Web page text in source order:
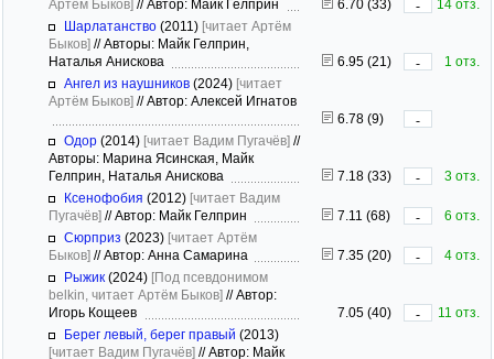
Артём Быков] //Автор: Майк Гелприн 6.70 (33) -
14 отз.
Шарлатанство (2011) [читает Артём
Быков] //Авторы: Майк Гелприн,
Наталья Анискова
6.95 (21) -
1 отз.
Ангел из наушников (2024) [читает
Артём Быков] //Автор: Алексей Игнатов
6.78 (9)
-
Одор (2014) [читает Вадим Пугачёв] //
Авторы: Марина Ясинская, Майк
Гелприн, Наталья Анискова
7.18 (33) -
3 отз.
Ксенофобия (2012) [читает Вадим
Пугачёв] //Автор: Майк Гелприн 7.11 (68) -
6 отз.
Сюрприз (2023) [читает Артём
Быков] //Автор: Анна Самарина 7.35 (20) -
4 отз.
Рыжик (2024) [Под псевдонимом
belkin, читает Артём Быков] //Автор:
Игорь Кощеев
7.05 (40) -
11 отз.
Берег левый, берег правый (2013)
[читает Вадим Пугачёв] //Автор: Майк